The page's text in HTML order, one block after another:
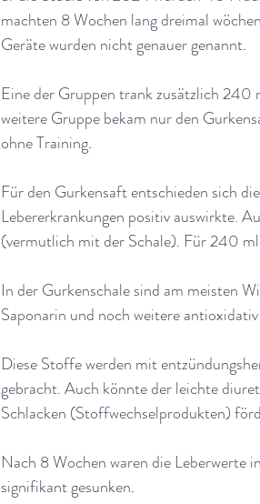
machten 8 Wochen lang dreimal
Geräte wurden nicht genauer genannt.
Eine der Gruppen trank zusätzlich
weitere Gruppe bekam nur den
ohne Training.
Für den Gurkensaft entschieden sich
Lebererkrankungen positiv auswirkte.
(vermutlich mit der Schale). Für 240
In der Gurkenschale sind am meisten
Saponarin und noch weitere
Diese Stoffe werden mit
gebracht. Auch könnte der leichte
Schlacken (Stoffwechselprodukten)
Nach 8 Wochen waren die
signifikant gesunken.